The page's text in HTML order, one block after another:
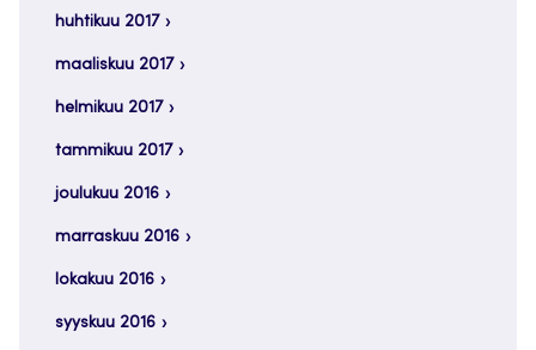
huhtikuu 2017
maaliskuu 2017
helmikuu 2017
tammikuu 2017
joulukuu 2016
marraskuu 2016
lokakuu 2016
syyskuu 2016